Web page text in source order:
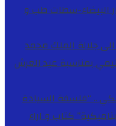
البيضاء-سطاتطب و
الى جلالة الملك محمد
بمناسبة عيد العرش
.. “فلسفة السيادة
كتاب و اراء